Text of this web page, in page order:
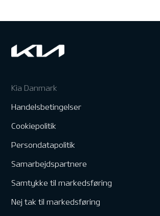
Kia Danmark
Handelsbetingelser
Cookiepolitik
Persondatapolitik
Samarbejdspartnere
Samtykke til markedsføring
Nej tak til markedsføring